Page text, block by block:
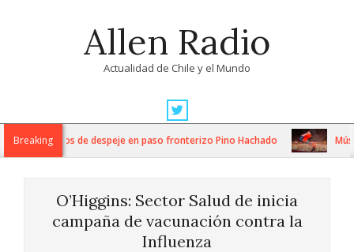
Allen Radio
Actualidad de Chile y el Mundo
Navigation
MenuBreaking
trabajos de despeje en paso fronterizo Pino Hachado
O’Higgins: Sector Salud de inicia
campaña de vacunación contra la
Influenza